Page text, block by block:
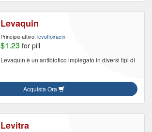
Levaquin
Principio attivo: levofloxacin
$1.23 for pill
Levaquin è un antibiotico impiegato in diversi tipi di
Acquista Ora
Levitra